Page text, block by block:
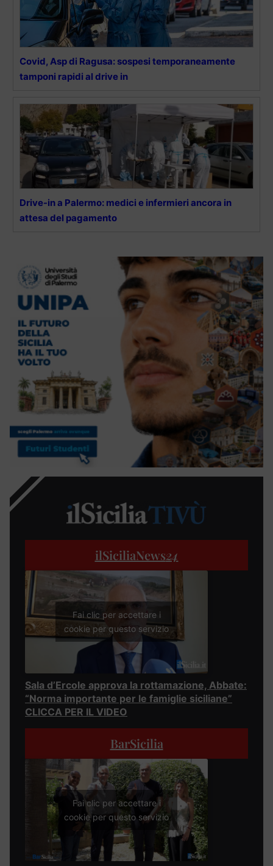
Covid, Asp di Ragusa: sospesi temporaneamente
tamponi rapidi al drive in
Drive-in a Palermo: medici e infermieri ancora in
attesa del pagamento
ilSiciliaNews24
Fai clic per accettare i
cookie per questo servizio
Sala d’Ercole approva la rottamazione, Abbate:
“Norma importante per le famiglie siciliane”
CLICCA PER IL VIDEO
BarSicilia
Fai clic per accettare i
cookie per questo servizio